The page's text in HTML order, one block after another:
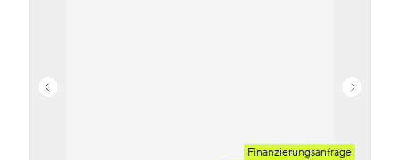
Finanzierungsanfrage